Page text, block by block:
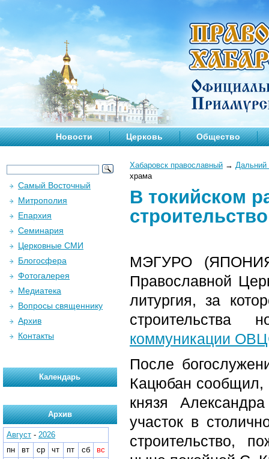
Новости Церковь Общество
Хабаровск православный → Дальний
храма
В токийском
МЭГУРО
Православной
литургия, за
коммуникации
После
Кацюбан сообщил,
князя
участок в
строительство,
Самый Восточный
Митрополия
Епархия
Семинария
Церковные СМИ
Блогосфера
Фотогалерея
Медиатека
Вопросы священнику
Архив
Контакты
Календарь
Архив
Август - 2026
пн
вт ср чт пт сб
вс